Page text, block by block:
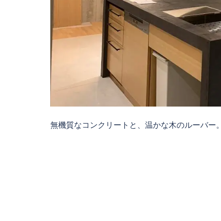
無機質なコンクリートと、温かな木のルーバ